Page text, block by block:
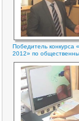
Победитель конкурса
2012» по